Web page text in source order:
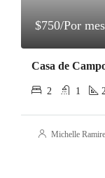
$750/Por mes
Casa de
2 1
Michelle